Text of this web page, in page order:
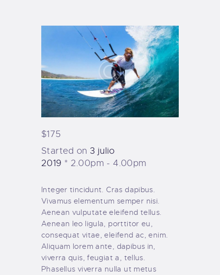
PEDIDOS
$175
Started on 3 julio
2019
2.00pm - 4.00pm
Integer tincidunt. Cras dapibus.
Vivamus elementum semper nisi.
Aenean vulputate eleifend tellus.
Aenean leo ligula, porttitor eu,
consequat vitae, eleifend ac, enim.
Aliquam lorem ante, dapibus in,
viverra quis, feugiat a, tellus.
Phasellus viverra nulla ut metus